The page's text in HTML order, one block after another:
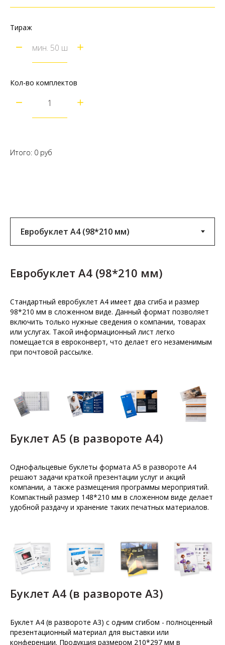
Тираж
Кол-во комплектов
Итого: 0 руб
Евробуклет А4 (98*210 мм)
Стандартный евробуклет А4 имеет два сгиба и размер
98*210 мм в сложенном виде. Данный формат позволяет
включить только нужные сведения о компании, товарах
или услугах. Такой информационный лист легко
помещается в евроконверт, что делает его незаменимым
при почтовой рассылке.
Буклет А5 (в развороте А4)
Однофальцевые буклеты формата А5 в развороте А4
решают задачи краткой презентации услуг и акций
компании, а также размещения программы мероприятий.
Компактный размер 148*210 мм в сложенном виде делает
удобной раздачу и хранение таких печатных материалов.
Буклет А4 (в развороте А3)
Буклет А4 (в развороте А3) с одним сгибом - полноценный
презентационный материал для выставки или
конференции. Продукция размером 210*297 мм в